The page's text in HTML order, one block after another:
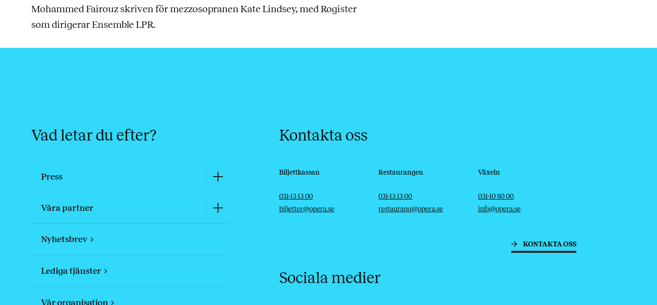
Mohammed Fairouz skriven för mezzosopranen Kate Lindsey, med Rogister
som dirigerar Ensemble LPR.
Vad letar du efter?
Press
Våra partner
Nyhetsbrev
Lediga tjänster
Vår organisation
Kontakta oss
Biljettkassan
Telefon
031-13 13 00
E-post
biljetter@opera.se
Restaurangen
Telefon
031-13 13 00
E-post
restaurang@opera.se
Växeln
Telefon
031-10 80 00
E-post
info@opera.se
KONTAKTA OSS
Sociala medier